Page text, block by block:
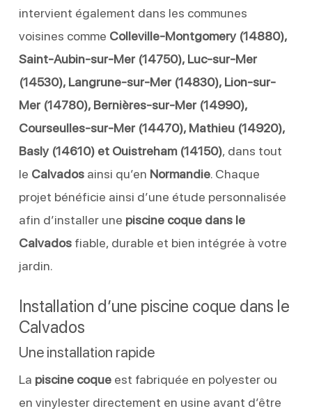
intervient également dans les communes
voisines comme Colleville-Montgomery (14880),
Saint-Aubin-sur-Mer (14750), Luc-sur-Mer
(14530), Langrune-sur-Mer (14830), Lion-sur-
Mer (14780), Bernières-sur-Mer (14990),
Courseulles-sur-Mer (14470), Mathieu (14920),
Basly (14610) et Ouistreham (14150), dans tout
le Calvadosainsi qu’en Normandie. Chaque
projet bénéficie ainsi d’une étude personnalisée
afin d’installer une piscine coque dans le
Calvadosfiable, durable et bien intégrée à votre
jardin.
Installation d’une piscine coque dans le
Calvados
Une installation rapide
La piscine coqueest fabriquée en polyester ou
en vinylester directement en usine avant d’être